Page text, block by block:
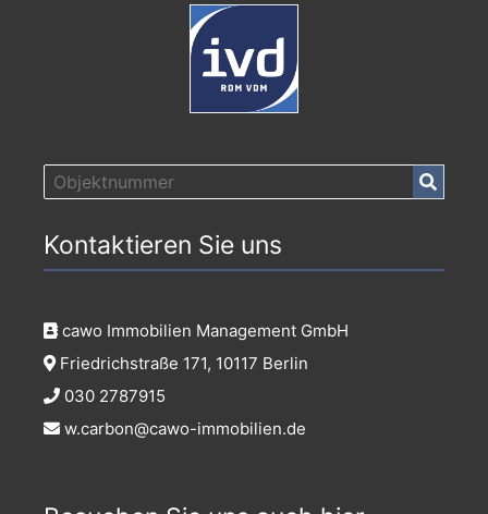
Kontaktieren Sie uns
cawo Immobilien Management GmbH
Friedrichstraße 171, 10117 Berlin
030 2787915
w.carbon@cawo-immobilien.de